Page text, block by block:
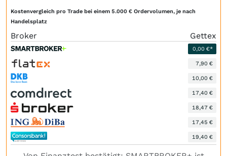
Kostenvergleich pro Trade bei einem 5.000 € Ordervolumen, je nach
Handelsplatz
Broker Gettex
0,00 €*
7,90 €
10,00 €
17,40 €
18,47 €
17,45 €
19,40 €